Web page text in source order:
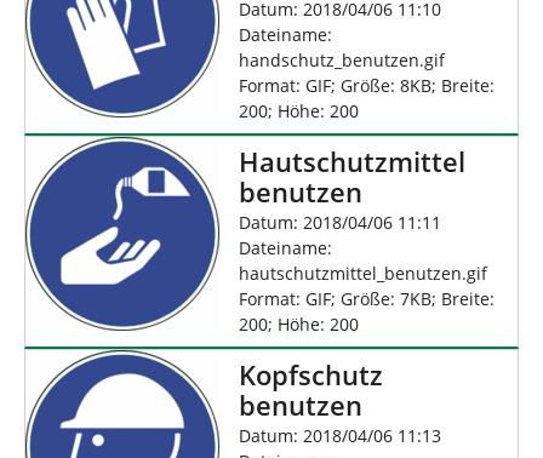
Datum: 2018/04/06 11:10
Dateiname:
handschutz_benutzen.gif
Format: GIF; Größe: 8KB; Breite:
200; Höhe: 200
Hautschutzmittel
benutzen
Datum: 2018/04/06 11:11
Dateiname:
hautschutzmittel_benutzen.gif
Format: GIF; Größe: 7KB; Breite:
200; Höhe: 200
Kopfschutz
benutzen
Datum: 2018/04/06 11:13